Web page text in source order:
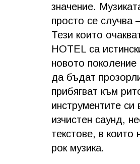
значение.
просто се случва
Тези които
HOTEL са
новото
да бъдат
прибягват към
инструментите
изчистен саунд,
текстове, в които
рок музика.